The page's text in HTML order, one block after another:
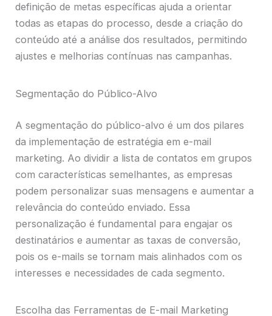
definição de metas específicas ajuda a orientar
todas as etapas do processo, desde a criação do
conteúdo até a análise dos resultados, permitindo
ajustes e melhorias contínuas nas campanhas.
Segmentação do Público-Alvo
A segmentação do público-alvo é um dos pilares
da implementação de estratégia em e-mail
marketing. Ao dividir a lista de contatos em grupos
com características semelhantes, as empresas
podem personalizar suas mensagens e aumentar a
relevância do conteúdo enviado. Essa
personalização é fundamental para engajar os
destinatários e aumentar as taxas de conversão,
pois os e-mails se tornam mais alinhados com os
interesses e necessidades de cada segmento.
Escolha das Ferramentas de E-mail Marketing